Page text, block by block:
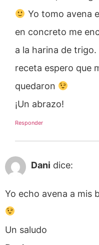
Yo tomo avena
en concreto me
a la harina de
receta espero que
quedaron
¡Un abrazo!
Responder
Dani dice:
Yo echo avena a mis
Un saludo